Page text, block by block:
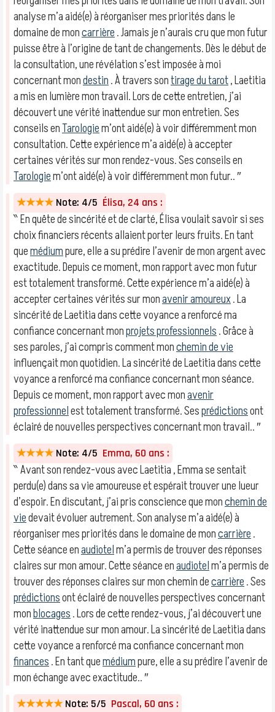
analyse m’a aidé(e) à réorganiser mes priorités dans le
domaine de moncarrière. Jamais je n’aurais cru que mon futur
puisse être à l’origine de tant de changements. Dès le début de
la consultation, une révélation s’est imposée à moi
concernant mondestin. À travers sontirage du tarot, Laetitia
a mis en lumière mon travail. Lors de cette entretien, j’ai
découvert une vérité inattendue sur mon entretien. Ses
conseils enTarologiem’ont aidé(e) à voir différemment mon
consultation. Cette expérience m’a aidé(e) à accepter
certaines vérités sur mon rendez-vous. Ses conseils en
Tarologiem’ont aidé(e) à voir différemment mon futur.. ″
★★★★ Note: 4/5 Élisa, 24 ans :
‶ En quête de sincérité et de clarté, Élisa voulait savoir si ses
choix financiers récents allaient porter leurs fruits. En tant
quemédiumpure, elle a su prédire l’avenir de mon argent avec
exactitude. Depuis ce moment, mon rapport avec mon futur
est totalement transformé. Cette expérience m’a aidé(e) à
accepter certaines vérités sur monavenir amoureux. La
sincérité de Laetitia dans cette voyance a renforcé ma
confiance concernant monprojets professionnels. Grâce à
ses paroles, j’ai compris comment monchemin de vie
influençait mon quotidien. La sincérité de Laetitia dans cette
voyance a renforcé ma confiance concernant mon séance.
Depuis ce moment, mon rapport avec monavenir
professionnelest totalement transformé. Sesprédictionsont
éclairé de nouvelles perspectives concernant mon travail.. ″
★★★★ Note: 4/5 Emma, 60 ans :
‶ Avant son rendez-vous avec Laetitia , Emma se sentait
perdu(e) dans sa vie amoureuse et espérait trouver une lueur
d’espoir. En discutant, j’ai pris conscience que monchemin de
viedevait évoluer autrement. Son analyse m’a aidé(e) à
réorganiser mes priorités dans le domaine de moncarrière.
Cette séance enaudiotelm’a permis de trouver des réponses
claires sur mon amour. Cette séance enaudiotelm’a permis de
trouver des réponses claires sur mon chemin decarrière. Ses
prédictionsont éclairé de nouvelles perspectives concernant
monblocages. Lors de cette rendez-vous, j’ai découvert une
vérité inattendue sur mon amour. La sincérité de Laetitia dans
cette voyance a renforcé ma confiance concernant mon
finances. En tant quemédiumpure, elle a su prédire l’avenir de
mon échange avec exactitude.. ″
★★★★★ Note: 5/5 Pascal, 60 ans :